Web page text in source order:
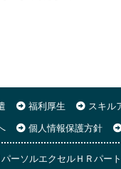
福利厚生 スキル
個人情報保護方針
ーソルエクセルＨＲパー